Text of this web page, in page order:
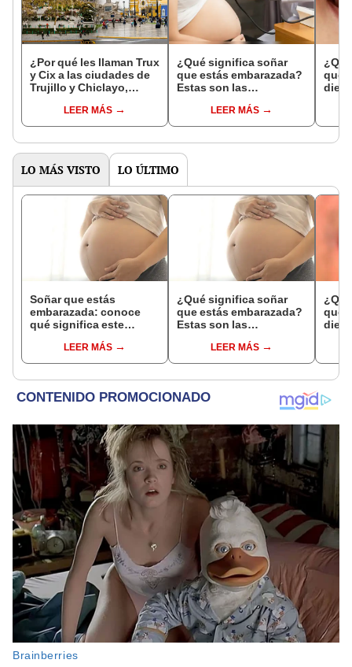
¿Por qué les llaman Trux
y Cix a las ciudades de
Trujillo y Chiclayo,
LEER MÁS
¿Qué significa soñar
que estás embarazada?
Estas son las
comunesLEER MÁS
que
LO MÁS VISTO LO ÚLTIMO
Soñar que estás
embarazada: conoce
qué significa este
LEER MÁS
¿Qué significa soñar
que estás embarazada?
Estas son las
comunesLEER MÁS
que